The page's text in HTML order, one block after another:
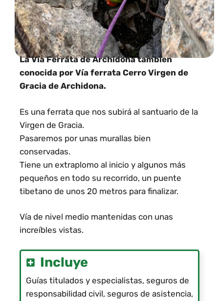
La Vía Ferrata de Archidona tambien
conocida por Vía ferrata Cerro Virgen de
Gracia de Archidona.
Es una ferrata que nos subirá al santuario de la
Virgen de Gracia.
Pasaremos por unas murallas bien
conservadas.
Tiene un extraplomo al inicio y algunos más
pequeños en todo su recorrido, un puente
tibetano de unos 20 metros para finalizar.
Vía de nivel medio mantenidas con unas
increíbles vistas.
Incluye
Guías titulados y especialistas, seguros de
responsabilidad civil, seguros de asistencia,